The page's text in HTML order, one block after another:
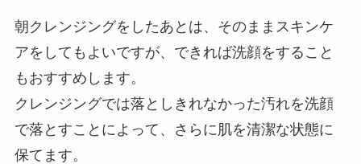
朝クレンジングをしたあとは、そのままスキンケ
アをしてもよいですが、できれば洗顔をすること
もおすすめします。
クレンジングでは落としきれなかった汚れを洗顔
で落とすことによって、さらに肌を清潔な状態に
保てます。